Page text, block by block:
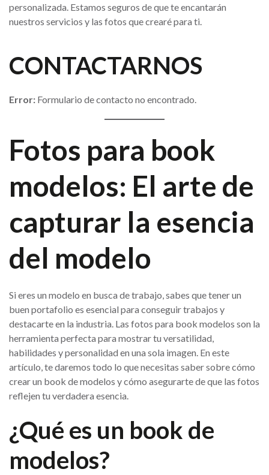
personalizada. Estamos seguros de que te encantarán
nuestros servicios y las fotos que crearé para ti.
CONTACTARNOS
Error: Formulario de contacto no encontrado.
Fotos para book
modelos: El arte de
capturar la esencia
del modelo
Si eres un modelo en busca de trabajo, sabes que tener un
buen portafolio es esencial para conseguir trabajos y
destacarte en la industria. Las fotos para book modelos son la
herramienta perfecta para mostrar tu versatilidad,
habilidades y personalidad en una sola imagen. En este
artículo, te daremos todo lo que necesitas saber sobre cómo
crear un book de modelos y cómo asegurarte de que las fotos
reflejen tu verdadera esencia.
¿Qué es un book de
modelos?